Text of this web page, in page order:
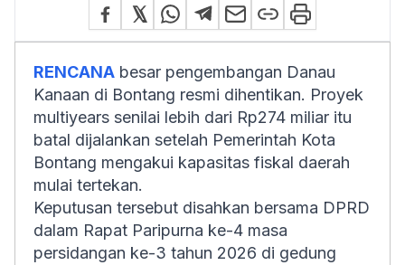
RENCANA besar pengembangan Danau
Kanaan di Bontang resmi dihentikan. Proyek
multiyears senilai lebih dari Rp274 miliar itu
batal dijalankan setelah Pemerintah Kota
Bontang mengakui kapasitas fiskal daerah
mulai tertekan.
Keputusan tersebut disahkan bersama DPRD
dalam Rapat Paripurna ke-4 masa
persidangan ke-3 tahun 2026 di gedung